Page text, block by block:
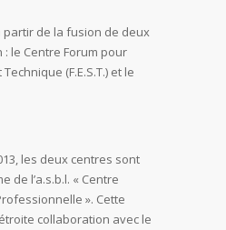
partir de la fusion de deux
le Centre Forum pour
(F.E.S.T.) et le
les deux centres sont
de l’a.s.b.l. « Centre
». Cette
collaboration avec le